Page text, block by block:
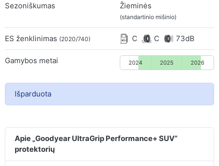
Sezoniškumas Žieminės
(standartinio mišinio)
ES ženklinimas (2020/740) C C 73dB
Gamybos metai 2024 2025 2026
Išparduota
Apie „Goodyear UltraGrip Performance+ SUV“
protektorių